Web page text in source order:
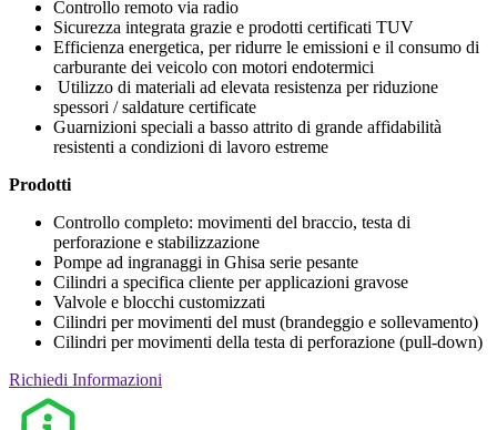
Controllo remoto via radio
Sicurezza integrata grazie e prodotti certificati TUV
Efficienza energetica, per ridurre le emissioni e il consumo di
carburante dei veicolo con motori endotermici
Utilizzo di materiali ad elevata resistenza per riduzione
spessori / saldature certificate
Guarnizioni speciali a basso attrito di grande affidabilità
resistenti a condizioni di lavoro estreme
Prodotti
Controllo completo: movimenti del braccio, testa di
perforazione e stabilizzazione
Pompe ad ingranaggi in Ghisa serie pesante
Cilindri a specifica cliente per applicazioni gravose
Valvole e blocchi customizzati
Cilindri per movimenti del must (brandeggio e sollevamento)
Cilindri per movimenti della testa di perforazione (pull-down)
Richiedi Informazioni